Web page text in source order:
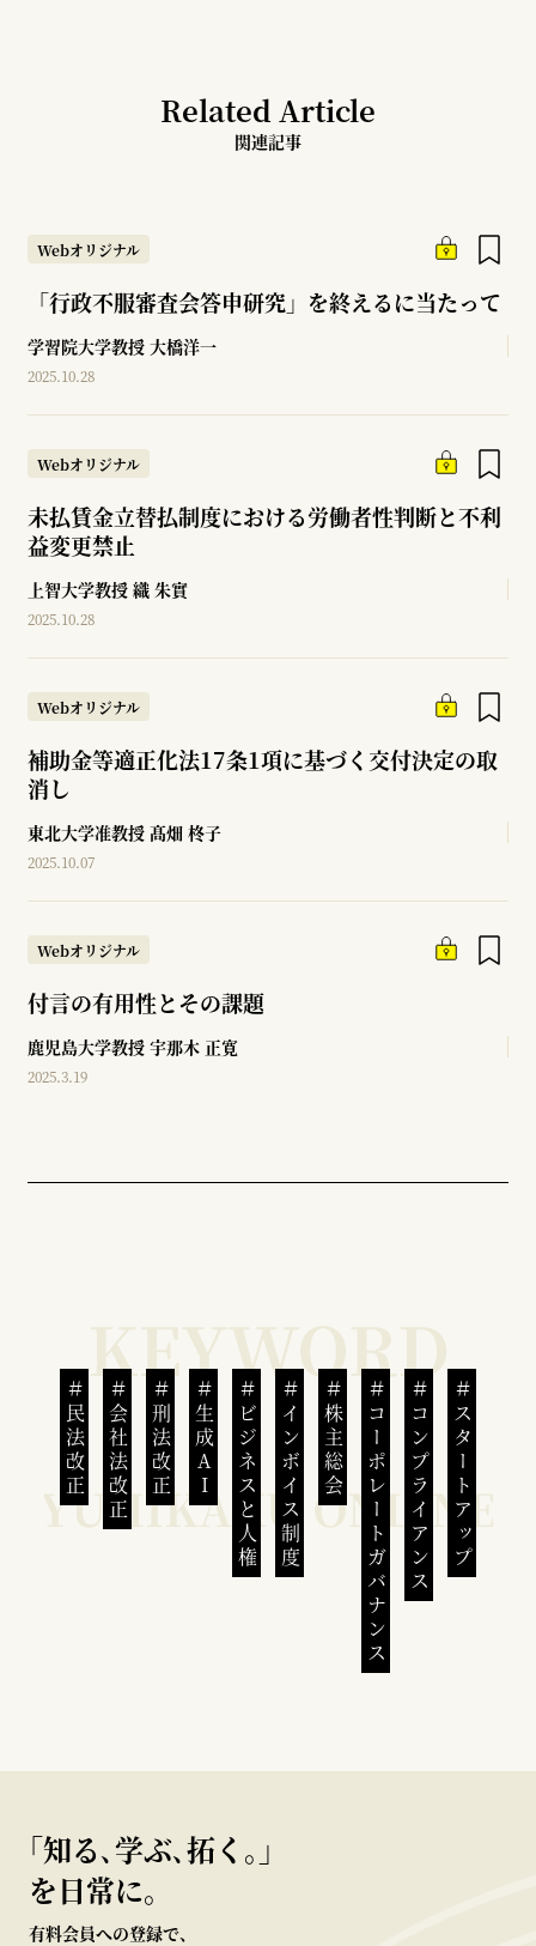
Related Article
関連記事
Webオリジナル
「行政不服審査会答申研究」を終えるに当たって
学習院大学教授 大橋洋一
2025.10.28
Webオリジナル
未払賃金立替払制度における労働者性判断と不利
益変更禁止
上智大学教授 織 朱實
2025.10.28
Webオリジナル
補助金等適正化法17条1項に基づく交付決定の取
消し
東北大学准教授 髙畑 柊子
2025.10.07
Webオリジナル
付言の有用性とその課題
鹿児島大学教授 宇那木 正寛
2025.3.19
民法改正 会社法改正 刑法改正 生成AI ビジネスと人権インボイス制度 株主総会 コーポレートガバナンスコンプライアンススタートアップ
｢知る､学ぶ､拓く｡｣
を日常に。
有料会員への登録で、